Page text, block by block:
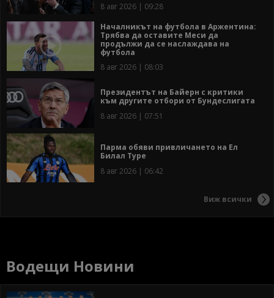
8 авг 2026 | 09:28
Началникът на футбола в Аржентина:
Трябва да оставите Меси да
продължи да се наслаждава на
футбола
8 авг 2026 | 08:03
Президентът на Байерн с критики
към другите отбори от Бундеслигата
8 авг 2026 | 07:51
Парма обяви привличането на Ел
Билал Туре
8 авг 2026 | 06:42
Виж всички
Водещи Новини